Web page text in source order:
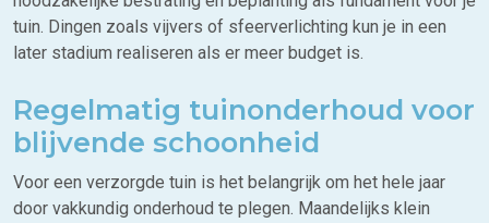
tuin. Dingen zoals vijvers of sfeerverlichting kun je in een
later stadium realiseren als er meer budget is.
Regelmatig tuinonderhoud voor
blijvende schoonheid
Voor een verzorgde tuin is het belangrijk om het hele jaar
door vakkundig onderhoud te plegen. Maandelijks klein